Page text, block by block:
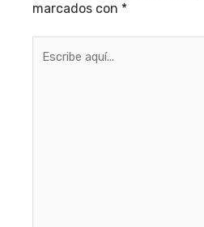
marcados con *
aquí...